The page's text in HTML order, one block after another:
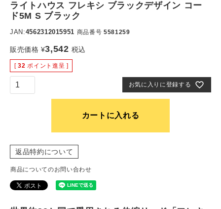
ライトハウス フレキシ ブラックデザイン コー
ド5M S ブラック
JAN:4562312015951 商品番号 5581259
販売価格 ¥3,542 税込
[ 32 ポイント進呈 ]
お気に入りに登録する
カートに入れる
返品特約について
商品についてのお問い合わせ